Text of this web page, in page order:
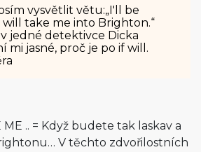
vysvětlit větu:„I'll be
take me into Brighton.“
jedné detektivce Dicka
mi jasné, proč je po if will.
ME .. = Když budete tak laskav a
V těchto zdvořilostních